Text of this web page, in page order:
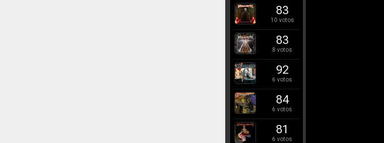
83
10 votos
83
8 votos
92
6 votos
84
6 votos
81
6 votos